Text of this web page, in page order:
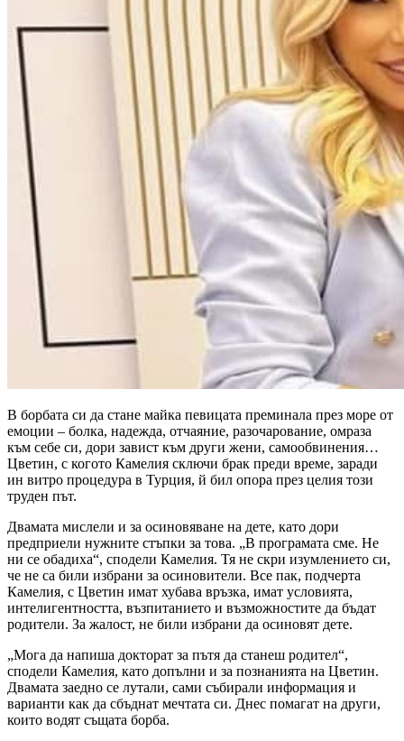
В борбата си да стане майка певицата преминала през море от
емоции – болка, надежда, отчаяние, разочарование, омраза
към себе си, дори завист към други жени, самообвинения…
Цветин, с когото Камелия сключи брак преди време, заради
ин витро процедура в Турция, й бил опора през целия този
труден път.
Двамата мислели и за осиновяване на дете, като дори
предприели нужните стъпки за това. „В програмата сме. Не
ни се обадиха“, сподели Камелия. Тя не скри изумлението си,
че не са били избрани за осиновители. Все пак, подчерта
Камелия, с Цветин имат хубава връзка, имат условията,
интелигентността, възпитанието и възможностите да бъдат
родители. За жалост, не били избрани да осиновят дете.
„Мога да напиша докторат за пътя да станеш родител“,
сподели Камелия, като допълни и за познанията на Цветин.
Двамата заедно се лутали, сами събирали информация и
варианти как да сбъднат мечтата си. Днес помагат на други,
които водят същата борба.